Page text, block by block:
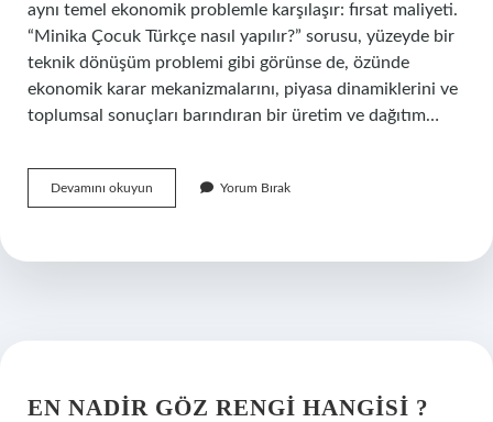
aynı temel ekonomik problemle karşılaşır: fırsat maliyeti.
“Minika Çocuk Türkçe nasıl yapılır?” sorusu, yüzeyde bir
teknik dönüşüm problemi gibi görünse de, özünde
ekonomik karar mekanizmalarını, piyasa dinamiklerini ve
toplumsal sonuçları barındıran bir üretim ve dağıtım…
Devamını okuyun
Çocuk
yapılır
Yorum Bırak
EN NADIR GÖZ RENGI HANGISI ?